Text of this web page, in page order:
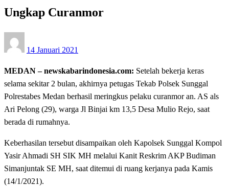
Ungkap Curanmor
on
14 Januari 2021
MEDAN – newskabarindonesia.com: Setelah bekerja keras
selama sekitar 2 bulan, akhirnya petugas Tekab Polsek Sunggal
Polrestabes Medan berhasil meringkus pelaku curanmor an. AS als
Ari Pelong (29), warga Jl Binjai km 13,5 Desa Mulio Rejo, saat
berada di rumahnya.
Keberhasilan tersebut disampaikan oleh Kapolsek Sunggal Kompol
Yasir Ahmadi SH SIK MH melalui Kanit Reskrim AKP Budiman
Simanjuntak SE MH, saat ditemui di ruang kerjanya pada Kamis
(14/1/2021).